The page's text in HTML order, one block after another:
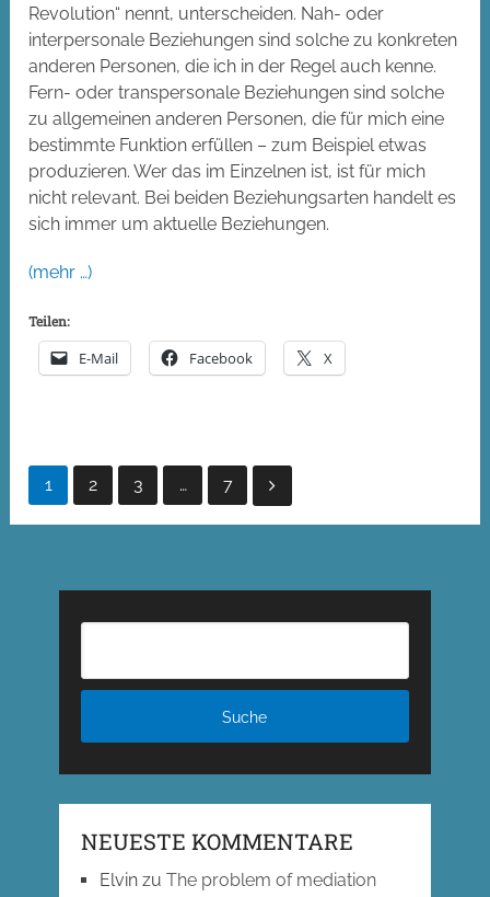
Revolution“ nennt, unterscheiden. Nah- oder
interpersonale Beziehungen sind solche zu konkreten
anderen Personen, die ich in der Regel auch kenne.
Fern- oder transpersonale Beziehungen sind solche
zu allgemeinen anderen Personen, die für mich eine
bestimmte Funktion erfüllen – zum Beispiel etwas
produzieren. Wer das im Einzelnen ist, ist für mich
nicht relevant. Bei beiden Beziehungsarten handelt es
sich immer um aktuelle Beziehungen.
(mehr …)
Teilen:
E-Mail Facebook X
Seitennummerierung
der
1 2 3 … 7
NEUESTE KOMMENTARE
Elvinzu The problem of mediation